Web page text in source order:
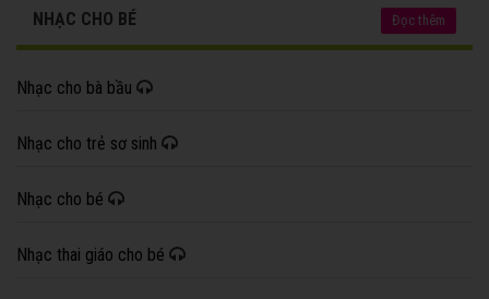
NHẠC CHO BÉ Đọc thêm
Nhạc cho bà bầu
Nhạc cho trẻ sơ sinh
Nhạc cho bé
Nhạc thai giáo cho bé